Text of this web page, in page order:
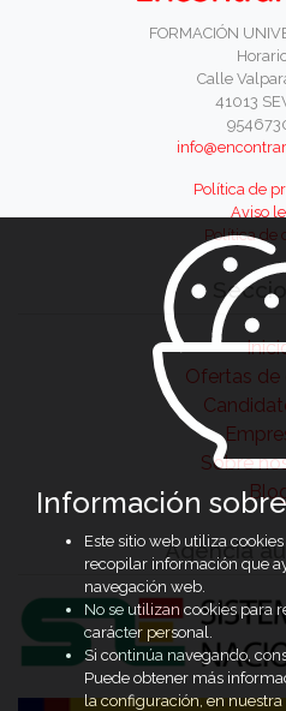
FORMACIÓN
Calle
41013
Política de
Aviso
Política de
Ofertas de
Sobre
Agencia
Información
Este sitio web utiliza
recopilar información que
navegación web.
No se utilizan cookies para
carácter personal.
Si continúa navegando,
Puede obtener más
la configuración, en nuestra